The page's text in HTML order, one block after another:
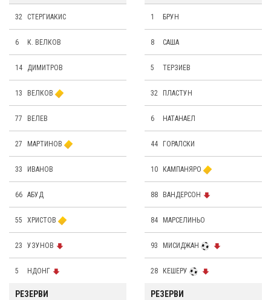
32 СТЕРГИАКИС
6 К. ВЕЛКОВ
14 ДИМИТРОВ
13 ВЕЛКОВ
77 ВЕЛЕВ
27 МАРТИНОВ
33 ИВАНОВ
66 АБУД
55 ХРИСТОВ
23 УЗУНОВ
5 НДОНГ
РЕЗЕРВИ
1 БРУН
8 САША
5 ТЕРЗИЕВ
32 ПЛАСТУН
6 НАТАНАЕЛ
44 ГОРАЛСКИ
10 КАМПАНЯРО
88 ВАНДЕРСОН
84 МАРСЕЛИНЬО
93 МИСИДЖАН
28 КЕШЕРУ
РЕЗЕРВИ